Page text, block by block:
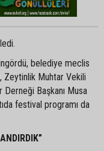
belediye meclis
Zeytinlik Muhtar Vekili
Başkanı Musa
festival programı da